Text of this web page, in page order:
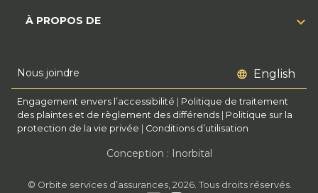
À PROPOS DE
Nous joindre English
Engagement envers l’accessibilité
Politique de traitement
des plaintes et de règlement des différends
Politique sur la
protection de la vie privée
Conditions d’utilisation
Conception : Inorbital
© Orbite services d’assurances, 2026. Tous droits réservés.